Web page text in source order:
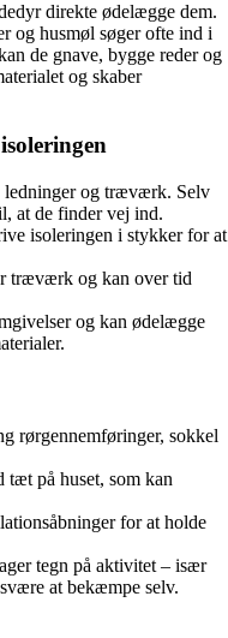
direkte ødelægge dem.
og husmøl søger ofte ind i
de gnave, bygge reder og
og skaber
ledninger og træværk. Selv
at de finder vej ind.
isoleringen i stykker for at
træværk og kan over tid
og kan ødelægge
rørgennemføringer, sokkel
tæt på huset, som kan
for at holde
tegn på aktivitet – især
at bekæmpe selv.